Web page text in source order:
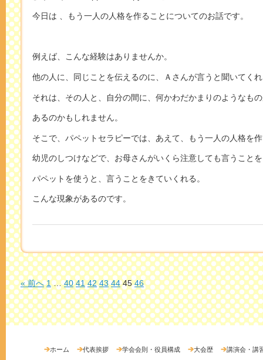
今日は 、もう一人の人格を作ることについてのお話です。
例えば、こんな経験はありませんか。
他の人に、同じことを伝えるのに、Ａさんが言うと聞いてく
それは、その人と、自分の間に、何かわだかまりのようなも
あるのかもしれません。
そこで、パペットセラピーでは、あえて、もう一人の人格を
幼児のしつけなどで、お母さんがいくら注意しても言うこと
パペットを使うと、言うことをきていくれる。
こんな現象があるのです。
« 前へ 1 … 40 41 42 43 44 45 46
ホーム 代表挨拶 学会会則・役員構成 大会歴 講演会・講